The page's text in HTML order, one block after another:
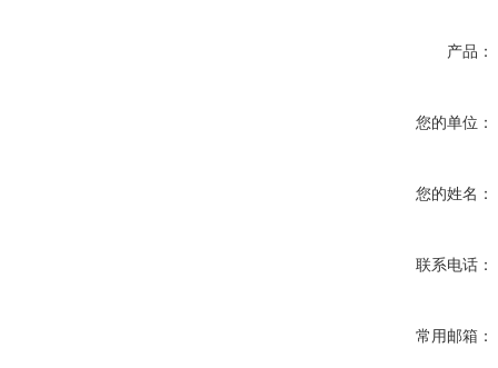
产品：
您的单位：
您的姓名：
联系电话：
常用邮箱：